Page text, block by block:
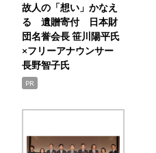
故人の「想い」かなえ
る 遺贈寄付 日本財
団名誉会長 笹川陽平氏
×フリーアナウンサー
長野智子氏
PR